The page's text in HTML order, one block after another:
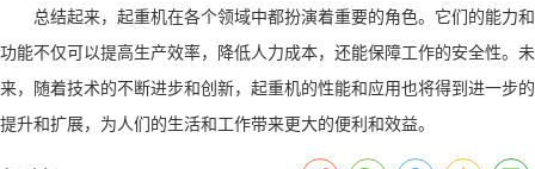
总结起来，起重机在各个领域中都扮演着重要的角色。它们的能力和
功能不仅可以提高生产效率，降低人力成本，还能保障工作的安全性。未
来，随着技术的不断进步和创新，起重机的性能和应用也将得到进一步的
提升和扩展，为人们的生活和工作带来更大的便利和效益。